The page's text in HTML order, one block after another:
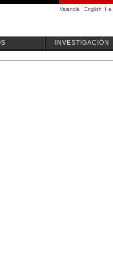
Valencià · English I a
INVESTIGACIÓN